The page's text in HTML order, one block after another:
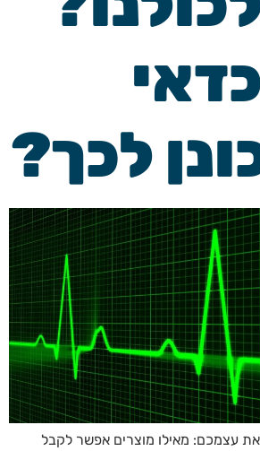
לכך?
עצמכם: מאילו מוצרים אפשר לקבל